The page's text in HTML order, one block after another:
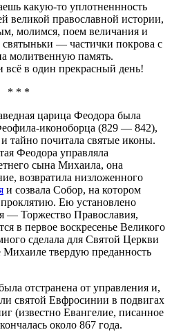
какую-то уплотненнность
великой православной истории,
молимся, поем величания и
— частички покрова с
молитвенную память.
всё в один прекрасный день!
* * *
царица Феодора была
иконоборца (829 — 842),
тайно почитала святые иконы.
Феодора управляла
сына Михаила, она
возвратила низложенного
и созвала Собор, на котором
Ею установлено
— Торжество Православия,
в первое воскресенье Великого
сделала для Святой Церкви
Михаиле твердую преданность
отстранена от управления и,
святой Евфросинии в подвигах
(известно Евангелие, писанное
около 867 года.